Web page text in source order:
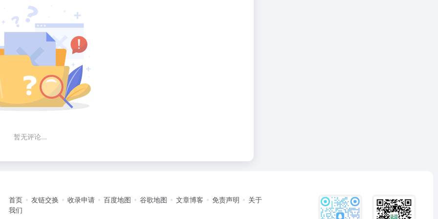
暂无评论...
首页 友链交换 收录申请 百度地图 谷歌地图 文章博客 免责声明
关于
我们